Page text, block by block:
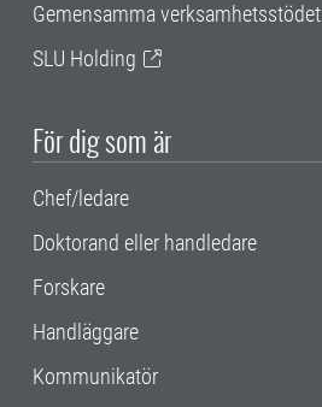
Gemensamma verksamhetsstödet
SLU Holding
För dig som är
Chef/ledare
Doktorand eller handledare
Forskare
Handläggare
Kommunikatör